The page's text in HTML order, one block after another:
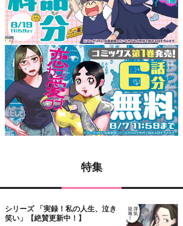
特集
シリーズ 「実録！私の人生、泣き
笑い」【絶賛更新中！】